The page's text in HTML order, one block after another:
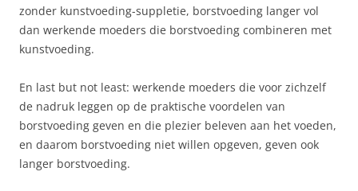
zonder kunstvoeding-suppletie, borstvoeding langer vol
dan werkende moeders die borstvoeding combineren met
kunstvoeding.
En last but not least: werkende moeders die voor zichzelf
de nadruk leggen op de praktische voordelen van
borstvoeding geven en die plezier beleven aan het voeden,
en daarom borstvoeding niet willen opgeven, geven ook
langer borstvoeding.